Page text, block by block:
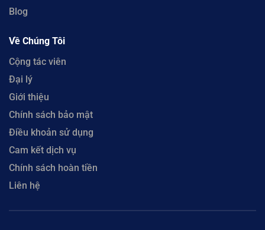
Blog
Về Chúng Tôi
Cộng tác viên
Đại lý
Giới thiệu
Chính sách bảo mật
Điều khoản sử dụng
Cam kết dịch vụ
Chính sách hoàn tiền
Liên hệ